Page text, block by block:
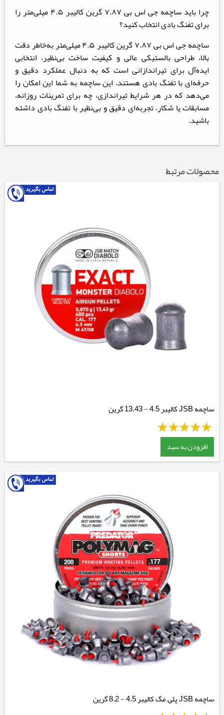
چرا باید ساچمه جی اس بی ۷.۸۷ گرین کالیبر ۴.۵ میلی‌متر را
برای تفنگ بادی انتخاب کنید؟
ساچمه جی اس بی ۷.۸۷ گرین کالیبر ۴.۵ میلی‌متر به‌خاطر دقت
بالا، طراحی بالستیکی عالی و کیفیت ساخت بی‌نظیر، انتخابی
ایده‌آل برای تیراندازانی است که به دنبال عملکرد دقیق و
حرفه‌ای با تفنگ بادی هستند. این ساچمه به شما این امکان را
می‌دهد که در هر شرایط تیراندازی، چه برای تمرینات روزانه،
مسابقات یا شکار، تجربه‌ای دقیق و بی‌نظیر با تفنگ بادی داشته
باشید.
محصولات مرتبط
ساچمه JSB کالیبر 4.5 - 13.43 گرین
افزودن به سبد
ساچمه JSB پلی مگ کالیبر 4.5 - 8.2 گرین